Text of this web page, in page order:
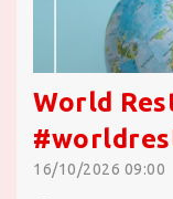
World
16/10/2026 09:00